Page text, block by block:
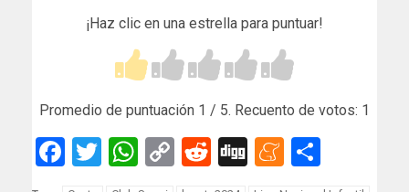
¡Haz clic en una estrella para puntuar!
Promedio de puntuación 1 / 5. Recuento de votos: 1
Facebook
Twitter
WhatsApp
Copy
Link
Reddit
Digg